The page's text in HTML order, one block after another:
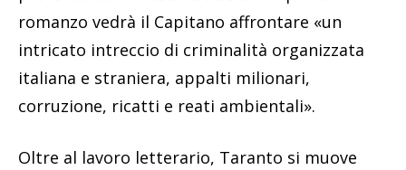
romanzo vedrà il Capitano affrontare «un
intricato intreccio di criminalità organizzata
italiana e straniera, appalti milionari,
corruzione, ricatti e reati ambientali».
Oltre al lavoro letterario, Taranto si muove